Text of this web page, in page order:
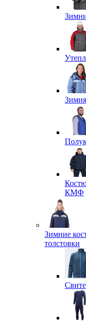
КМФ
Зимние
толстовки